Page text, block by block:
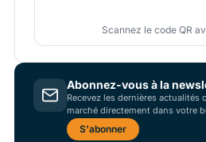
Scannez le code QR
Abonnez-vous à la
Recevez les dernières actualités
marché directement dans votre
S'abonner